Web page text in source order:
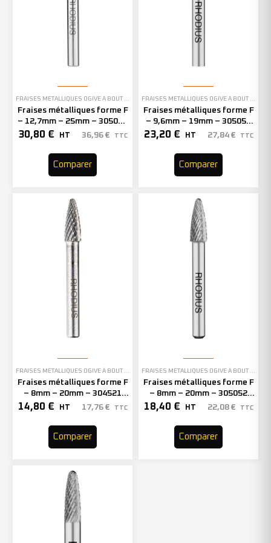
FRAISES MÉTALLIQUES OGIVE À BOUT ARRONDI
Fraises métalliques forme F
– 12,7mm – 25mm – 305056
(x1)
30,80 € HT 36,96 € TTC
Comparer
FRAISES MÉTALLIQUES OGIVE À BOUT ARRONDI
Fraises métalliques forme F
– 9,6mm – 19mm – 305053
(x1)
23,20 € HT 27,84 € TTC
Comparer
FRAISES MÉTALLIQUES OGIVE À BOUT ARRONDI
Fraises métalliques forme F
– 8mm – 20mm – 304521
(x1)
14,80 € HT 17,76 € TTC
Comparer
FRAISES MÉTALLIQUES OGIVE À BOUT ARRONDI
Fraises métalliques forme F
– 8mm – 20mm – 305052
(x1)
18,40 € HT 22,08 € TTC
Comparer